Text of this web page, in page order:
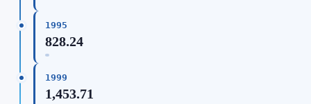
1995
828.24
1999
1,453.71